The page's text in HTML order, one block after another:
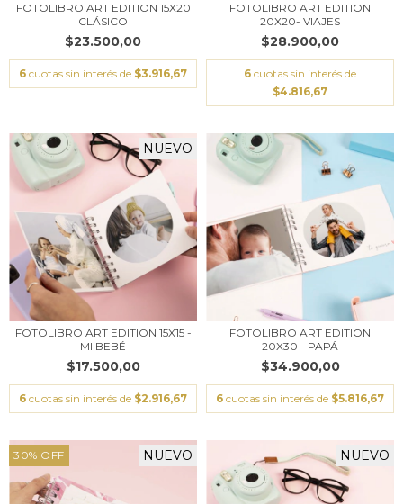
FOTOLIBRO ART EDITION 15X20
CLÁSICO
$23.500,00
6 cuotas sin interés de $3.916,67
FOTOLIBRO ART EDITION
20X20- VIAJES
$28.900,00
6 cuotas sin interés de
$4.816,67
NUEVO
FOTOLIBRO ART EDITION 15X15 -
MI BEBÉ
$17.500,00
6 cuotas sin interés de $2.916,67
FOTOLIBRO ART EDITION
20X30 - PAPÁ
$34.900,00
6 cuotas sin interés de $5.816,67
30% OFF NUEVO NUEVO